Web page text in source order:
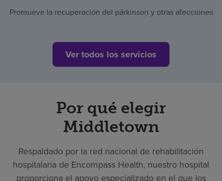
Promueve la recuperación del párkinson y otras afecciones
Ver todos los servicios
Por qué elegir
Middletown
Respaldado por la red nacional de rehabilitación
hospitalaria de Encompass Health, nuestro hospital
proporciona el apoyo especializado en el que los